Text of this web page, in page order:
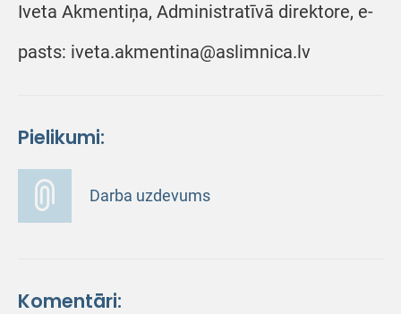
Iveta Akmentiņa, Administratīvā direktore, e-
pasts: iveta.akmentina@aslimnica.lv
Pielikumi:
Darba uzdevums
Komentāri: